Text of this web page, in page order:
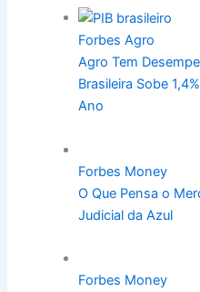
Forbes Agro
Agro Tem
Brasileira Sobe
Ano
Forbes Money
O Que Pensa o
Judicial da Azul
Forbes Money